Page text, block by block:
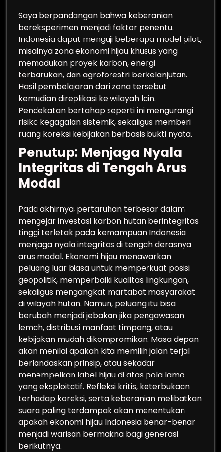
Saya berpandangan bahwa keberanian
bereksperimen menjadi faktor penentu.
Indonesia dapat menguji beberapa model pilot,
misalnya zona ekonomi hijau khusus yang
memadukan proyek karbon, energi
terbarukan, dan agroforestri berkelanjutan.
Hasil pembelajaran dari zona tersebut
kemudian direplikasi ke wilayah lain.
Pendekatan bertahap seperti ini mengurangi
risiko kegagalan sistemik, sekaligus memberi
ruang koreksi kebijakan berbasis bukti nyata.
Penutup: Menjaga Nyala
Integritas di Tengah Arus
Modal
Pada akhirnya, pertaruhan terbesar dalam
mengejar investasi karbon hutan berintegritas
tinggi terletak pada kemampuan Indonesia
menjaga nyala integritas di tengah derasnya
arus modal. Ekonomi hijau menawarkan
peluang luar biasa untuk memperkuat posisi
geopolitik, memperbaiki kualitas lingkungan,
sekaligus mengangkat martabat masyarakat
di wilayah hutan. Namun, peluang itu bisa
berubah menjadi jebakan jika pengawasan
lemah, distribusi manfaat timpang, atau
kebijakan mudah dikompromikan. Masa depan
akan menilai apakah kita memilih jalan terjal
berlandaskan prinsip, atau sekadar
menempelkan label hijau di atas pola lama
yang eksploitatif. Refleksi kritis, keterbukaan
terhadap koreksi, serta keberanian melibatkan
suara paling terdampak akan menentukan
apakah ekonomi hijau Indonesia benar-benar
menjadi warisan bermakna bagi generasi
berikutnya.